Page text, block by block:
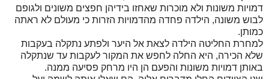
דמויות משונות ולא מוכרות שאחזו בידיהן חפצים משונים ולגופם
לבוש משונה, הילדה פחדה מהדמויות הזרות כי מעולם לא ראתה
כמותן.
למחרת החליטה הילדה לצאת אל היער ולפתע נתקלה בעקבות
שלא הכירה, היא החלה לחפש את המקור לעקבות עד שנתקלה
באותן דמויות משונות והפעם הן היו מרחק פסיעה ממנה.